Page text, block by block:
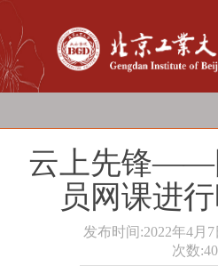
云上先锋——
员网课进行
发布时间:2022年4月7
次数: